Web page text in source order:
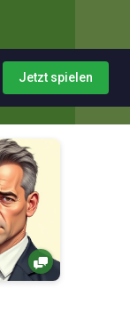
Jetzt spielen